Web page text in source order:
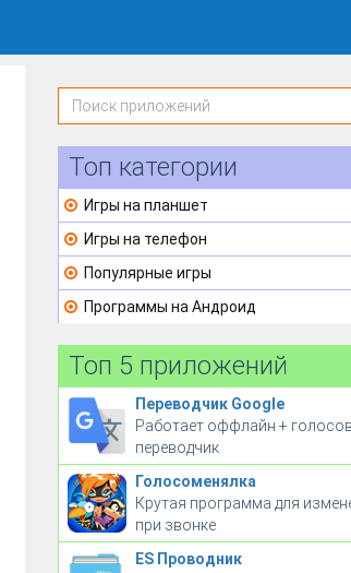
Топ категории
Игры на планшет
Игры на телефон
Популярные игры
Программы на Андроид
Топ 5 приложений
Переводчик Google
Работает оффлайн +
переводчик
Голосоменялка
Крутая программа для
при звонке
ES Проводник